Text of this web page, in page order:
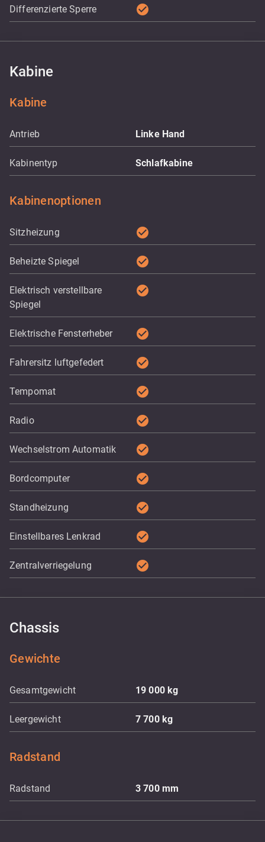
Differenzierte Sperre check_circle
Kabine
Kabine
Antrieb Linke Hand
Kabinentyp Schlafkabine
Kabinenoptionen
Sitzheizung check_circle
Beheizte Spiegel check_circle
Elektrisch verstellbare
Spiegel
check_circle
Elektrische Fensterheber check_circle
Fahrersitz luftgefedert check_circle
Tempomat check_circle
Radio check_circle
Wechselstrom Automatik check_circle
Bordcomputer check_circle
Standheizung check_circle
Einstellbares Lenkrad check_circle
Zentralverriegelung check_circle
Chassis
Gewichte
Gesamtgewicht 19 000kg
Leergewicht 7 700 kg
Radstand
Radstand 3 700 mm